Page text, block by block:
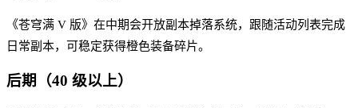
《苍穹满 V 版》在中期会开放副本掉落系统，跟随活动列表完成
日常副本，可稳定获得橙色装备碎片。
后期（40 级以上）